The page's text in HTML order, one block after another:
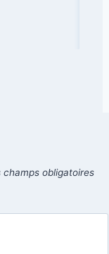
champs obligatoires